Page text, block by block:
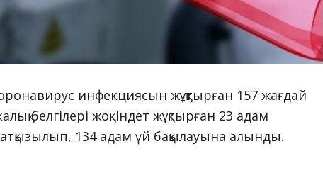
инфекциясын жұқтырған 157 жағдай
белгілері жоқ. Індет жұқтырған 23 адам
134 адам үй бақылауына алынды.